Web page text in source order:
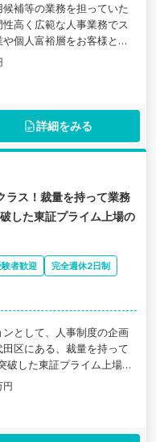
補等の業務を担っていた
高く広範な人事業務でス
個人富裕層をお客様と
ム上場企業の求人です。
詳細をみる
ラス！裁量を持って業務
した東証プライム上場の
者歓迎
完全週休2日制
として、人事制度の企画
区にある、裁量を持って
破した東証プライム上場の
円